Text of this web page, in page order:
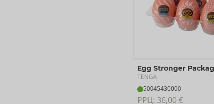
Egg Stronger
TENGA
50045430000
РРЦ: 36,00 €